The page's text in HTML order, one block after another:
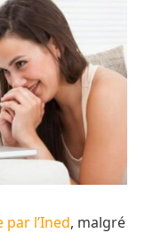
l’Ined, malgré